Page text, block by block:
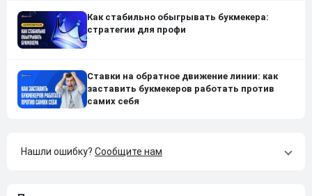
Как стабильно обыгрывать букмекера:
стратегии для профи
Ставки на обратное движение линии: как
заставить букмекеров работать против
самих себя
Нашли ошибку? Сообщите нам